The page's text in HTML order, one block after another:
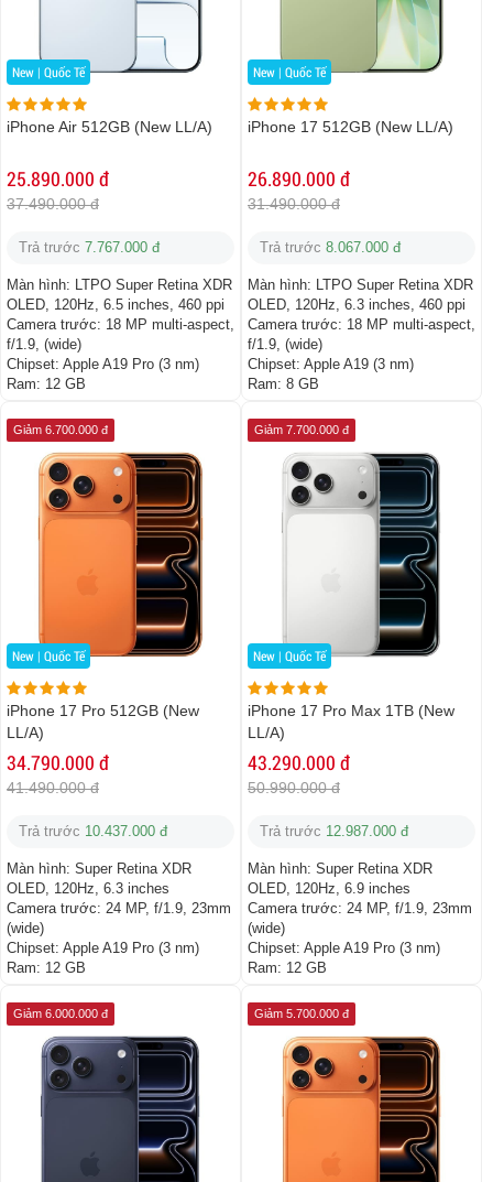
New | Quốc Tế
iPhone Air 512GB (New LL/A)
25.890.000 đ
37.490.000 đ
Trả trước 7.767.000 đ
Màn hình: LTPO Super Retina XDR
OLED, 120Hz, 6.5 inches, 460 ppi
Camera trước: 18 MP multi-aspect,
f/1.9, (wide)
Chipset: Apple A19 Pro (3 nm)
Ram: 12 GB
New | Quốc Tế
iPhone 17 512GB (New LL/A)
26.890.000 đ
31.490.000 đ
Trả trước 8.067.000 đ
Màn hình: LTPO Super Retina XDR
OLED, 120Hz, 6.3 inches, 460 ppi
Camera trước: 18 MP multi-aspect,
f/1.9, (wide)
Chipset: Apple A19 (3 nm)
Ram: 8 GB
New | Quốc Tế
Giảm 6.700.000 đ
iPhone 17 Pro 512GB (New
LL/A)
34.790.000 đ
41.490.000 đ
Trả trước 10.437.000 đ
Màn hình: Super Retina XDR
OLED, 120Hz, 6.3 inches
Camera trước: 24 MP, f/1.9, 23mm
(wide)
Chipset: Apple A19 Pro (3 nm)
Ram: 12 GB
New | Quốc Tế
Giảm 7.700.000 đ
iPhone 17 Pro Max 1TB (New
LL/A)
43.290.000 đ
50.990.000 đ
Trả trước 12.987.000 đ
Màn hình: Super Retina XDR
OLED, 120Hz, 6.9 inches
Camera trước: 24 MP, f/1.9, 23mm
(wide)
Chipset: Apple A19 Pro (3 nm)
Ram: 12 GB
Giảm 6.000.000 đ Giảm 5.700.000 đ